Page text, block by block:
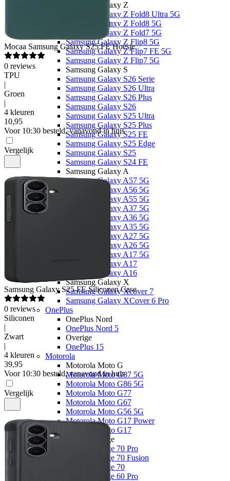
Samsung Galaxy Z
Samsung Galaxy Z Fold8 Ultra 5G
Samsung Galaxy Z Fold8 5G
Samsung Galaxy Z Fold7 5G
Samsung Galaxy Z Flip8 5G
Samsung Galaxy Z Flip7 FE 5G
Samsung Galaxy Z Flip7 5G
Samsung Galaxy S
Samsung Galaxy S26 Serie
Samsung Galaxy S26 Ultra
Samsung Galaxy S26 Plus
Samsung Galaxy S26
Samsung Galaxy S25 Ultra
Samsung Galaxy S25 Plus
Samsung Galaxy S25 FE
Samsung Galaxy S25 Edge
Samsung Galaxy S25
Samsung Galaxy S24 FE
Samsung Galaxy A
Samsung Galaxy A57 5G
Samsung Galaxy A56 5G
Samsung Galaxy A55 5G
Samsung Galaxy A37 5G
Samsung Galaxy A36 5G
Samsung Galaxy A35 5G
Samsung Galaxy A27 5G
Samsung Galaxy A26 5G
Samsung Galaxy A17 5G
Samsung Galaxy A17
Samsung Galaxy A16
Samsung Galaxy X
Samsung Galaxy Xcover 7
Samsung Galaxy XCover 6 Pro
OnePlus
OnePlus Nord
OnePlus Nord 5
Overige
OnePlus 15
Motorola
Motorola Moto G
Motorola Moto G87 5G
Motorola Moto G86 5G
Motorola Moto G77
Motorola Moto G67
Motorola Moto G56 5G
Motorola Moto G17 Power
Motorola Moto G17
Motorola Edge
Motorola Edge 70 Pro
Motorola Edge 70 Fusion
Motorola Edge 70
Motorola Edge 60 Pro
Mocaa Samsung Galaxy S25 FE Hoesje
0 reviews
TPU
|
Groen
|
4 kleuren
10,95
Voor 10:30 besteld, vanavond in huis
Vergelijk
Samsung Galaxy S25 FE Siliconen Case
0 reviews
Siliconen
|
Zwart
|
4 kleuren
39,95
Voor 10:30 besteld, vanavond in huis
Vergelijk